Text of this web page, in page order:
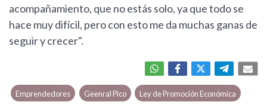
acompañamiento, que no estás solo, ya que todo se
hace muy difícil, pero con esto me da muchas ganas de
seguir y crecer".
Emprendedores Geenral Pico Ley de Promoción Económica